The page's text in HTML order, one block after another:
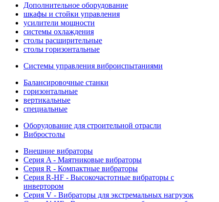
Дополнительное оборудование
шкафы и стойки управления
усилители мощности
системы охлаждения
столы расширительные
столы горизонтальные
Системы управления виброиспытаниями
Балансировочные станки
горизонтальные
вертикальные
специальные
Оборудование для строительной отрасли
Вибростолы
Внешние вибраторы
Серия A - Маятниковые вибраторы
Серия R - Компактные вибраторы
Серия R-HF - Высокочастотные вибраторы с
инвертором
Серия V - Вибраторы для экстремальных нагрузок